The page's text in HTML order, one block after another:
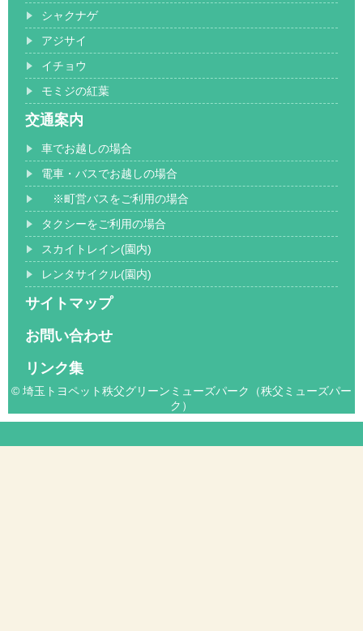
シャクナゲ
アジサイ
イチョウ
モミジの紅葉
交通案内
車でお越しの場合
電車・バスでお越しの場合
※町営バスをご利用の場合
タクシーをご利用の場合
スカイトレイン(園内)
レンタサイクル(園内)
サイトマップ
お問い合わせ
リンク集
© 埼玉トヨペット秩父グリーンミューズパーク（秩父ミューズパー
ク）